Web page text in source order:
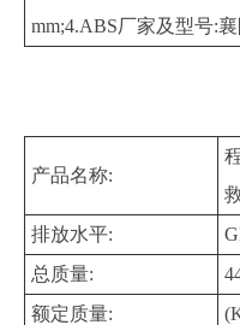
mm;4.ABS厂家及型号:
产品名称:
排放水平:
总质量:
额定质量: